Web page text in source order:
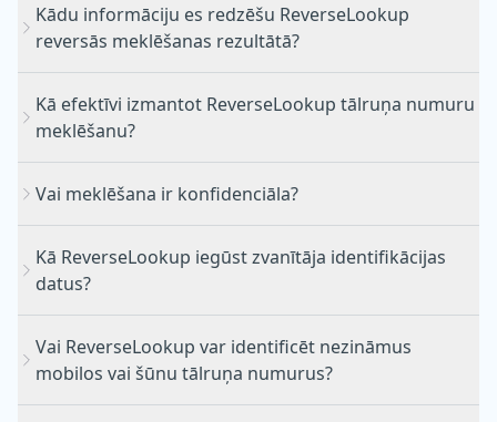
Kādu informāciju es redzēšu ReverseLookup
reversās meklēšanas rezultātā?
Kā efektīvi izmantot ReverseLookup tālruņa numuru
meklēšanu?
Vai meklēšana ir konfidenciāla?
Kā ReverseLookup iegūst zvanītāja identifikācijas
datus?
Vai ReverseLookup var identificēt nezināmus
mobilos vai šūnu tālruņa numurus?